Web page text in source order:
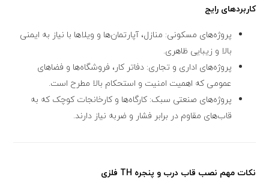
کاربردهای رایج
پروژه‌های مسکونی: منازل، آپارتمان‌ها و ویلاها با نیاز به ایمنی
بالا و زیبایی ظاهری.
پروژه‌های اداری و تجاری: دفاتر کار، فروشگاه‌ها و فضاهای
عمومی که اهمیت امنیت و استحکام بالا مطرح است.
پروژه‌های صنعتی سبک: کارگاه‌ها و کارخانجات کوچک که به
قاب‌های مقاوم در برابر فشار و ضربه نیاز دارند.
نکات مهم نصب قاب درب و پنجره TH فلزی